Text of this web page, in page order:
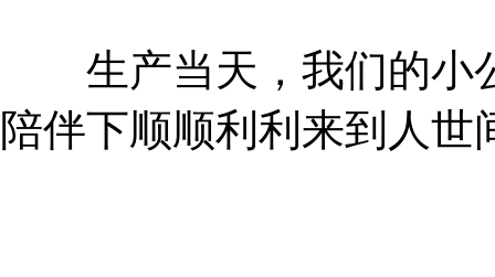
生产当天，我们的小
陪伴下顺顺利利来到人世